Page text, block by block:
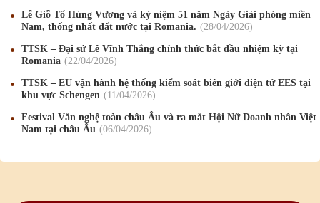
Lễ Giỗ Tổ Hùng Vương và kỷ niệm 51 năm Ngày Giải phóng miền
Nam, thống nhất đất nước tại Romania.
28/04/2026
TTSK – Đại sứ Lê Vĩnh Thắng chính thức bắt đầu nhiệm kỳ tại
Romania
22/04/2026
TTSK – EU vận hành hệ thống kiểm soát biên giới điện tử EES tại
khu vực Schengen
11 /04/2026
Festival Văn nghệ toàn châu Âu và ra mắt Hội Nữ Doanh nhân Việt
Nam tại châu Âu
06/04/2026
Chúc mừng Giáng sinh và Năm mới 2020 24/12/2019
Mừng Xuân Kỷ Hợi 2019 03/02 /2019
Chúc mừng Giáng sinh và Năm mới 2019 22 /12 /2018
Chúc mừng Giáng sinh và Năm mới 2026
Chúc mừng Giáng sinh và Năm mới 2025 24/12/2024